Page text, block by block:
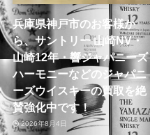
兵庫県神戸市のお客様か
ら、サントリー 山崎NV・
山崎12年・響ジャパニーズ
ハーモニーなどのジャパニ
ーズウイスキーの買取を絶
賛強化中です！
2026年8月4日